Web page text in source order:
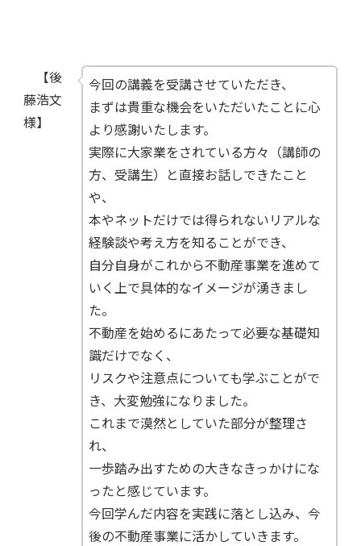
【後
藤浩文
様】
今回の講義を受講させていただき、
まずは貴重な機会をいただいたことに心
より感謝いたします。
実際に大家業をされている方々（講師の
方、受講生）と直接お話しできたこと
や、
本やネットだけでは得られないリアルな
経験談や考え方を知ることができ、
自分自身がこれから不動産事業を進めて
いく上で具体的なイメージが湧きまし
た。
不動産を始めるにあたって必要な基礎知
識だけでなく、
リスクや注意点についても学ぶことがで
き、大変勉強になりました。
これまで漠然としていた部分が整理さ
れ、
一歩踏み出すための大きなきっかけにな
ったと感じています。
今回学んだ内容を実践に落とし込み、今
後の不動産事業に活かしていきます。